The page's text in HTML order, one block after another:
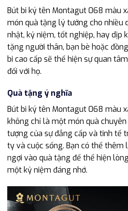
Bút bi ký tên Montagut 068 màu
món quà tặng lý tưởng cho nhiều
nhật, kỷ niệm, tốt nghiệp, hay dịp
tặng người thân, bạn bè hoặc
bi cao cấp sẽ thể hiện sự quan
đối với họ.
Quà tặng ý nghĩa
Bút bi ký tên Montagut 068 màu
không chỉ là một món quà
tượng của sự đẳng cấp và tinh tế
ty và cuộc sống. Bạn có thể thêm
ngợi vào quà tặng để thể hiện
một kỷ niệm đáng nhớ.